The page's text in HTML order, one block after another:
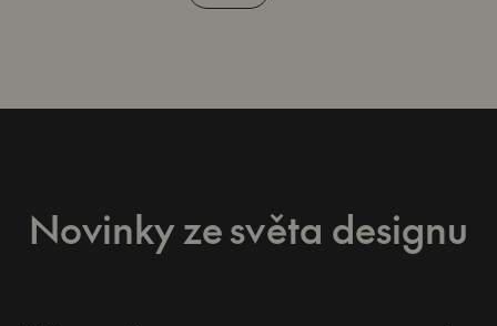
Novinky ze světa designu